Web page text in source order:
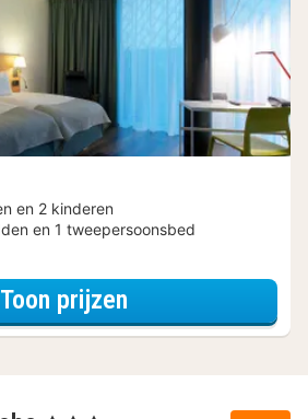
en 2 kinderen
en 1 tweepersoonsbed
Toon prijzenvoor Spa Resort